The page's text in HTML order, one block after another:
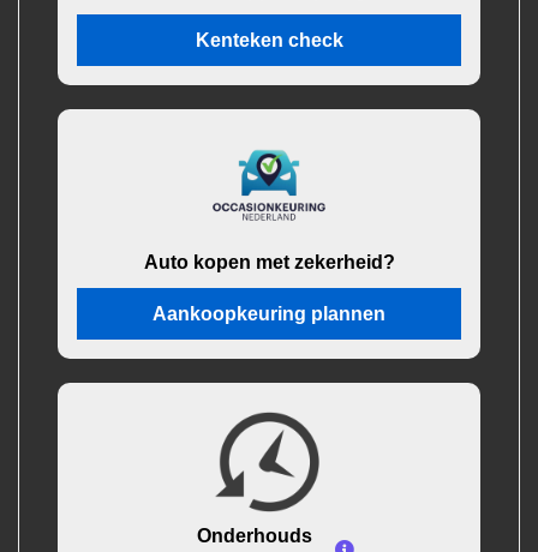
Kenteken check
Auto kopen met zekerheid?
Aankoopkeuring plannen
Onderhouds